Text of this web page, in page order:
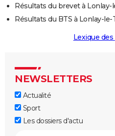
Résultats du brevet à Lonlay-
Résultats du BTS à Lonlay-le-
Lexique
NEWSLETTERS
Actualité
Sport
Les dossiers d'actu